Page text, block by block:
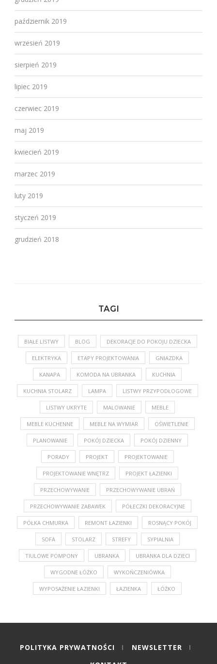
październik 2019
wrzesień 2019
sierpień 2019
lipiec 2019
czerwiec 2019
maj 2019
kwiecień 2019
marzec 2019
luty 2019
styczeń 2019
grudzień 2018
TAGI
BIAŁE LISTWY BLOG DEKORACJE DO POKOJU DZIECKA
ELEKTRYKA ETAPY PROJEKTOWANIA GNIAZDKA
KANAPA KOMODA NA UBRANKA KUCHNIA
KUCHNIA STOLARZ LAMPA LISTWY PRZYPODŁOGOWE
LISTWY UKRYTE MALOWANIE MEBLE
MEBLE KUCHENNE MEBLE NA WYMIAR OŚWIETLENIE
PLANOWANIE POKÓJ DZIECKA POKÓJ DZIENNY
PORADY PROJEKT PROJEKTOWANIE
PROJEKTOWANIE WNĘTRZ PROJEKT ŁAZIENKI
PRZECHOWYWANIE PRZECHOWYWANIE UBRAŃ
PRZECHOWYWANIE ZABAWEK PÓŁECZKI DEKORACYJNE
PÓŁKA CHMURKA REMONT ŁAZIENKI ROSNĄCY POKÓJ
SOFA STOLARZ STREFY SYPIALNIA
TIULOWE POMPONY UBRANKA UBRANKA DLA DZIECI
WYGODNE ŁÓŻKO WYKOŃCZENIÓWKA
WYPOSAŻENIE ŁAZIENKI ŁAZIENKA ŁÓŻKO
POLITYKA PRYWATNOŚCI
NEWSLETTER